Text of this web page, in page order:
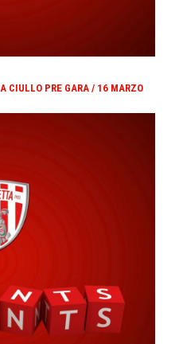
CIULLO PRE GARA / 16 MARZO